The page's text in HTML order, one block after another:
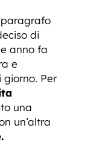
di
anno fa
e
Per
una
un’altra